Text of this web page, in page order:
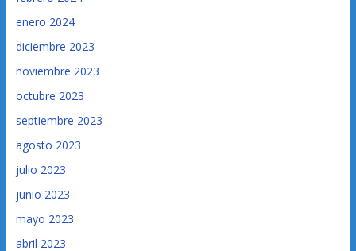
enero 2024
diciembre 2023
noviembre 2023
octubre 2023
septiembre 2023
agosto 2023
julio 2023
junio 2023
mayo 2023
abril 2023